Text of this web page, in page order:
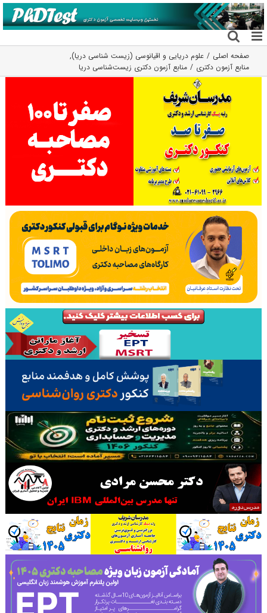
رفتن
به
محتوا
صفحه اصلی علوم دریایی و اقیانوسی (زیست شناسی دریا),
منابع آزمون دکتری
منابع آزمون دکتری زیست‌شناسی دریا